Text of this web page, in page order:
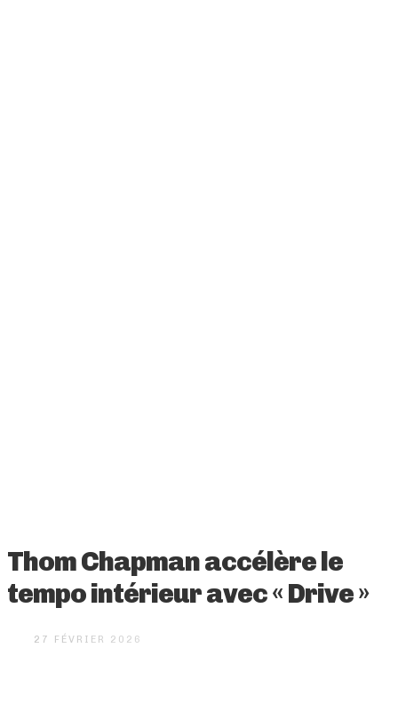
Thom Chapman accélère le
tempo intérieur avec « Drive »
27 FÉVRIER 2026